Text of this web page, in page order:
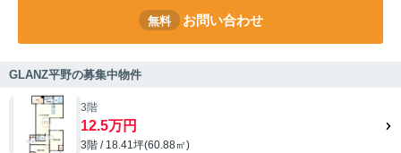
無料 お問い合わせ
GLANZ平野の募集中物件
3階
12.5万円
3階 / 18.41坪(60.88㎡)